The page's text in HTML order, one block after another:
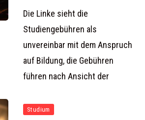
Die Linke sieht die
Studiengebühren als
unvereinbar mit dem Anspruch
auf Bildung, die Gebühren
führen nach Ansicht der
Studium